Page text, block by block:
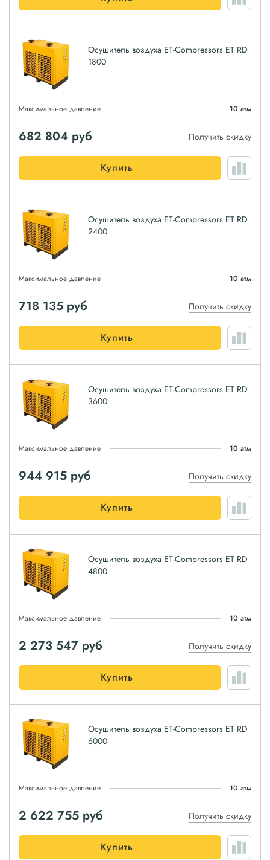
Осушитель воздуха ET-Compressors ET RD
1800
Максимальное давление 10 атм
682 804 руб Получить скидку
Купить
Осушитель воздуха ET-Compressors ET RD
2400
Максимальное давление 10 атм
718 135 руб Получить скидку
Купить
Осушитель воздуха ET-Compressors ET RD
3600
Максимальное давление 10 атм
944 915 руб Получить скидку
Купить
Осушитель воздуха ET-Compressors ET RD
4800
Максимальное давление 10 атм
2 273 547 руб Получить скидку
Купить
Осушитель воздуха ET-Compressors ET RD
6000
Максимальное давление 10 атм
2 622 755 руб Получить скидку
Купить